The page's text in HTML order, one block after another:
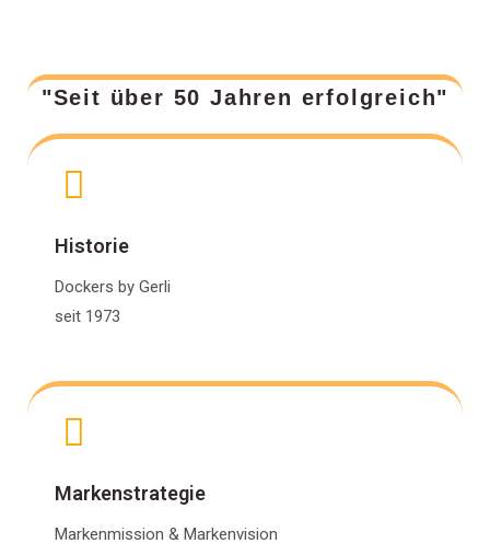
"Seit über 50 Jahren erfolgreich"
Historie
Dockers by Gerli
seit 1973
Markenstrategie
Markenmission & Markenvision